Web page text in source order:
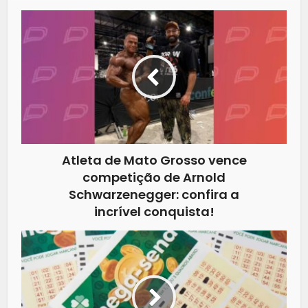
Atleta de Mato Grosso vence
competição de Arnold
Schwarzenegger: confira a
incrível conquista!